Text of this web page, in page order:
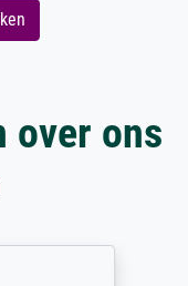
over ons